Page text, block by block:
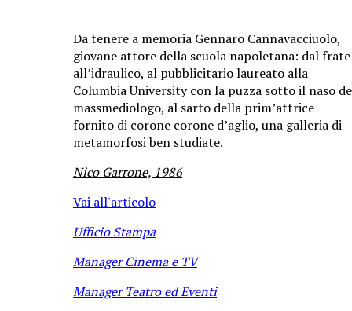
Da tenere a memoria Gennaro Cannavacciuolo,
giovane attore della scuola napoletana: dal frate
all’idraulico, al pubblicitario laureato alla
Columbia University con la puzza sotto il naso
massmediologo, al sarto della prim’attrice
fornito di corone corone d’aglio, una galleria di
metamorfosi ben studiate.
Nico Garrone, 1986
Vai all'articolo
Ufficio Stampa
Manager Cinema e TV
Manager Teatro ed Eventi